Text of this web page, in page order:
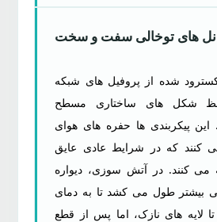
های توخالی سفت و سخت
شده از پروفیل های شبکه
شکل های ساختاری مسطح
این پیکربندی ها حفره های هوای
کنند که در شرایط عادی عایق
می کنند. در آتش سوزی، دیواره
بیشتر طول می کشد تا به دمای
لایه های نازک، اما پس از قطع